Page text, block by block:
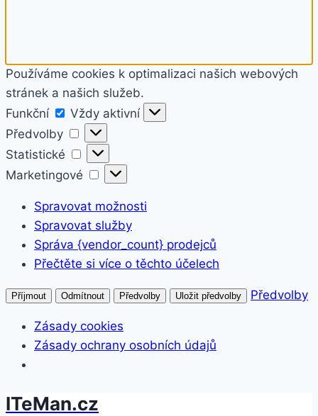
Používáme cookies k optimalizaci našich webových
stránek a našich služeb.
Funkční
Funkční
Vždy aktivní
Předvolby
Předvolby
Statistické
Statistické
Marketingové
Marketingové
Spravovat možnosti
Spravovat služby
Správa {vendor_count} prodejců
Přečtěte si více o těchto účelech
Příjmout Odmítnout Předvolby Uložit předvolby Předvolby
Zásady cookies
Zásady ochrany osobních údajů
Přeskočit
ITeMan.cz